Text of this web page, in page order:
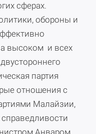
сферах.
обороны и
высоком и всех
партия
отношения с
Малайзии,